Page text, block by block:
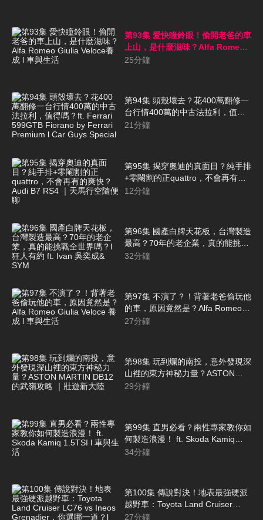
第93集 愛快瞳鈴眼！偷開老爸的車
上山，是什麼滋味？Alfa Romeo
Giulia Veloce養成 l 車與生活
25分鐘
第94集 頭殼壞去？花400萬翻修一
台行情400萬的中古法拉利，值得
嗎？ft. Ferrari 599GTB Fiorano by
21分鐘
第95集 揭穿奧迪的真面目？純手排
+零閹割的正quattro，不會再有的
爽快？Audi B7 RS4 ｜天馬行空隨
12分鐘
第96集 國產白牌天花板，台灣製造
最高？70年的老企業，真的能挑戰
全世界嗎？l 狂人有約 ft. Ivan 吳奕
32分鐘
第97集 不演了？！背著老爸偷玩他
的車，原因竟然是？Alfa Romeo
Giulia Veloce 養成 l 車與生活
27分鐘
第98集 玩到爛的南投，意外發現深
山裡的東方神秘力量？ASTON
MARTIN DB12的武嶺攻略 ｜壯遊
29分鐘
第99集 直男必看？兩性專家教你如
何製造浪漫！ ft. Skoda Kamiq
1.5TSI l 車與生活
34分鐘
第100集 傳說對決！地表最強硬派
越野車：Toyota Land Cruiser
LC76 vs Ineos Grenadier，你選哪
27分鐘